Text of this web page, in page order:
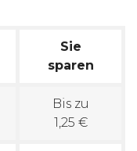
Sie
sparen
Bis zu
1,25 €